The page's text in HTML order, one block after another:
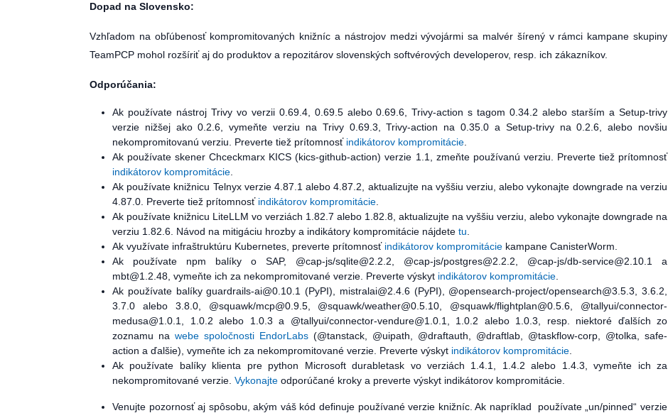
Dopad na Slovensko:
Vzhľadom na obľúbenosť kompromitovaných knižníc a nástrojov medzi vývojármi sa malvér šírený v rámci kampane skupiny
TeamPCP mohol rozšíriť aj do produktov a repozitárov slovenských softvérových developerov, resp. ich zákazníkov.
Odporúčania:
Ak používate nástroj Trivy vo verzii 0.69.4, 0.69.5 alebo 0.69.6, Trivy-action s tagom 0.34.2 alebo starším a Setup-trivy
verzie nižšej ako 0.2.6, vymeňte verziu na Trivy 0.69.3, Trivy-action na 0.35.0 a Setup-trivy na 0.2.6, alebo novšiu
nekompromitovanú verziu. Preverte tiež prítomnosť indikátorov kompromitácie
Ak používate skener Chceckmarx KICS (kics-github-action) verzie 1.1, zmeňte používanú verziu. Preverte tiež prítomnosť
indikátorov kompromitácie
Ak používate knižnicu Telnyx verzie 4.87.1 alebo 4.87.2, aktualizujte na vyššiu verziu, alebo vykonajte downgrade na verziu
4.87.0. Preverte tiež prítomnosť indikátorov kompromitácie
Ak používate knižnicu LiteLLM vo verziách 1.82.7 alebo 1.82.8, aktualizujte na vyššiu verziu, alebo vykonajte downgrade na
verziu 1.82.6. Návod na mitigáciu hrozby a indikátory kompromitácie nájdete tu
Ak využívate infraštruktúru Kubernetes, preverte prítomnosť indikátorov kompromitácie kampane CanisterWorm.
Ak používate npm balíky o SAP, @cap-js/sqlite@2.2.2, @cap-js/postgres@2.2.2, @cap-js/db-service@2.10.1 a
mbt@1.2.48, vymeňte ich za nekompromitované verzie. Preverte výskyt indikátorov kompromitácie
Ak používate balíky guardrails-ai@0.10.1 (PyPI), mistralai@2.4.6 (PyPI), @opensearch-project/opensearch@3.5.3, 3.6.2,
3.7.0 alebo 3.8.0, @squawk/mcp@0.9.5, @squawk/weather@0.5.10, @squawk/flightplan@0.5.6, @tallyui/connector-
medusa@1.0.1, 1.0.2 alebo 1.0.3 a @tallyui/connector-vendure@1.0.1, 1.0.2 alebo 1.0.3, resp. niektoré ďalších zo
zoznamu na webe spoločnosti EndorLabs (@tanstack, @uipath, @draftauth, @draftlab, @taskflow-corp, @tolka, safe-
action a ďalšie), vymeňte ich za nekompromitované verzie. Preverte výskyt indikátorov kompromitácie
Ak používate balíky klienta pre python Microsoft durabletask vo verziách 1.4.1, 1.4.2 alebo 1.4.3, vymeňte ich za
nekompromitované verzie. Vykonajte odporúčané kroky a preverte výskyt indikátorov kompromitácie.
Venujte pozornosť aj spôsobu, akým váš kód definuje používané verzie knižníc. Ak napríklad používate „un/pinned“ verzie